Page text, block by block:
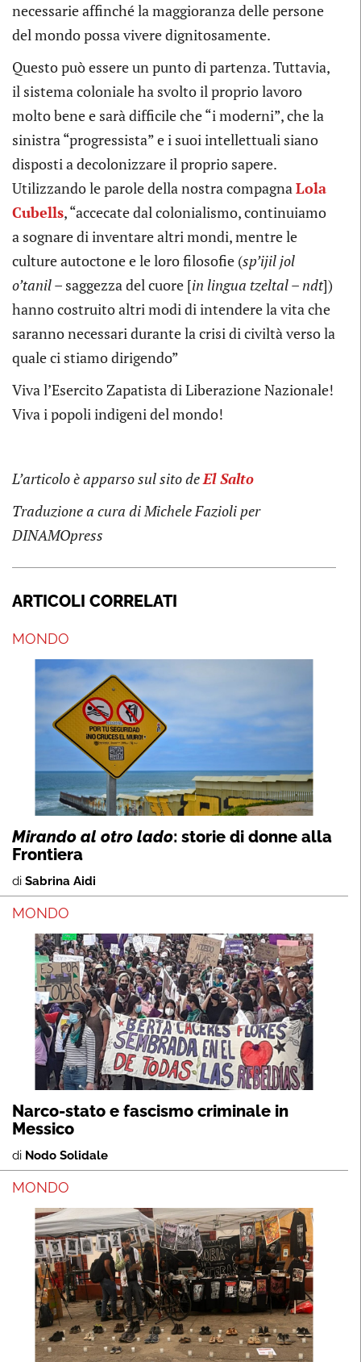
necessarie affinché la maggioranza delle persone
del mondo possa vivere dignitosamente.
Questo può essere un punto di partenza. Tuttavia,
il sistema coloniale ha svolto il proprio lavoro
molto bene e sarà difficile che “i moderni”, che la
sinistra “progressista” e i suoi intellettuali siano
disposti a decolonizzare il proprio sapere.
Utilizzando le parole della nostra compagnaLola
Cubells, “accecate dal colonialismo, continuiamo
a sognare di inventare altri mondi, mentre le
culture autoctone e le loro filosofie (sp’ijil jol
o’tanil– saggezza del cuore [in lingua tzeltal – ndt])
hanno costruito altri modi di intendere la vita che
saranno necessari durante la crisi di civiltà verso la
quale ci stiamo dirigendo”
Viva l’Esercito Zapatista di Liberazione Nazionale!
Viva i popoli indigeni del mondo!
L’articolo è apparso sul sito deEl Salto
Traduzione a cura di Michele Fazioli per
DINAMOpress
ARTICOLI CORRELATI
MONDO
Mirando al otro lado: storie di donne alla
Frontiera
di Sabrina Aidi
MONDO
Narco-stato e fascismo criminale in
Messico
di Nodo Solidale
MONDO